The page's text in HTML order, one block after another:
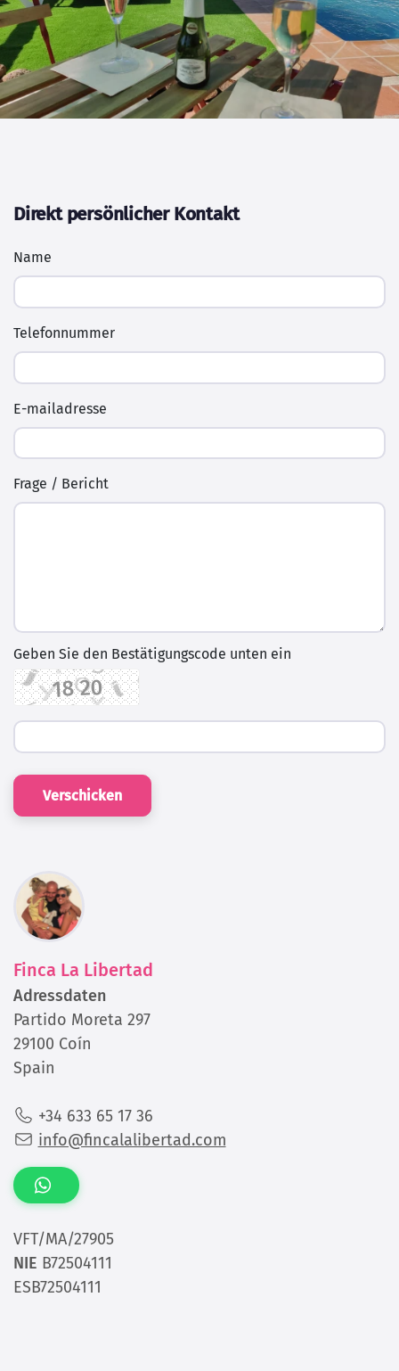
Telefonnummer
E-mailadresse
Frage / Bericht
Geben Sie den Bestätigungscode unten ein
Verschicken
Adressdaten
Partido Moreta 297
29100 Coín
Spain
info@fincalalibertad.com
NIEB72504111
ESB72504111